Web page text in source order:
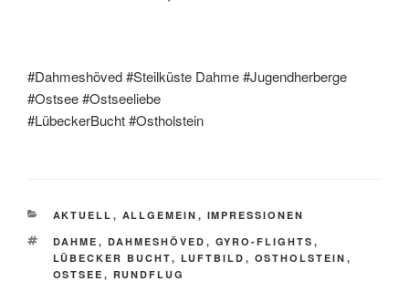
#Dahmeshöved #Steilküste Dahme #Jugendherberge
#Ostsee #Ostseeliebe
#LübeckerBucht #Ostholstein
AKTUELL , ALLGEMEIN , IMPRESSIONEN
DAHME , DAHMESHÖVED , GYRO-FLIGHTS ,
LÜBECKER BUCHT, LUFTBILD , OSTHOLSTEIN ,
OSTSEE , RUNDFLUG